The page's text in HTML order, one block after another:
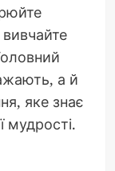
а й
яке знає
мудрості.